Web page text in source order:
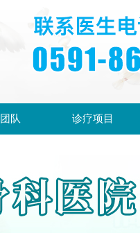
队 诊疗项目